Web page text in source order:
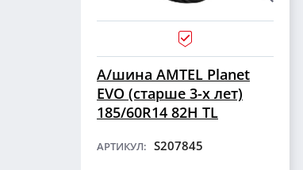
А/шина AMTEL Planet
EVO (старше 3-х лет)
185/60R14 82H TL
АРТИКУЛ: S207845